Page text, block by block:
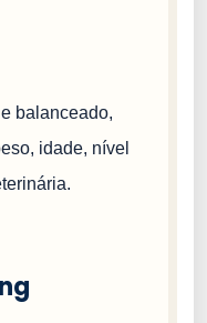
balanceado,
idade, nível